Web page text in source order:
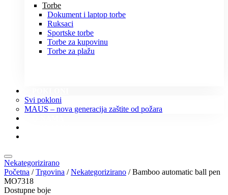
Torbe
Dokument i laptop torbe
Ruksaci
Sportske torbe
Torbe za kupovinu
Torbe za plažu
Svi pokloni
MAUS – nova generacija zaštite od požara
Nekategorizirano
Početna /Trgovina /Nekategorizirano / Bamboo automatic ball pen
MO7318
Dostupne boje